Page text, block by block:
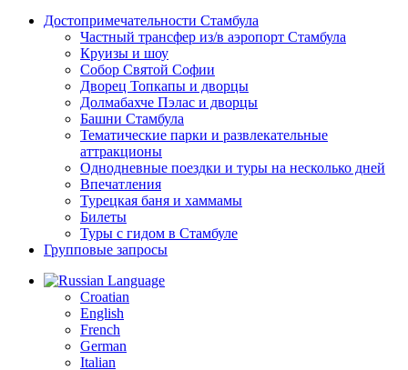
Достопримечательности Стамбула
Частный трансфер из/в аэропорт Стамбула
Круизы и шоу
Собор Святой Софии
Дворец Топкапы и дворцы
Долмабахче Пэлас и дворцы
Башни Стамбула
Тематические парки и развлекательные
аттракционы
Однодневные поездки и туры на несколько дней
Впечатления
Турецкая баня и хаммамы
Билеты
Туры с гидом в Стамбуле
Групповые запросы
Language
Croatian
English
French
German
Italian